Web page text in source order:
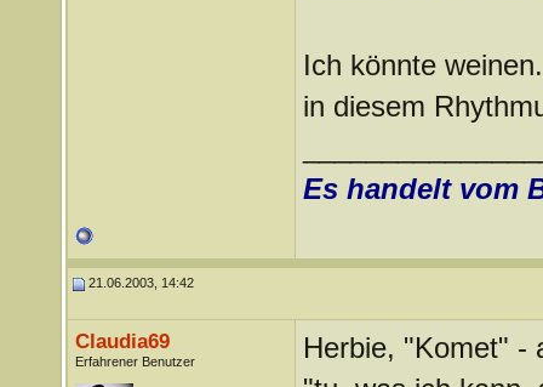
Ich könnte
in diesem
Es handelt vom
21.06.2003, 14:42
Claudia69
Erfahrener Benutzer
Herbie, "Komet" -